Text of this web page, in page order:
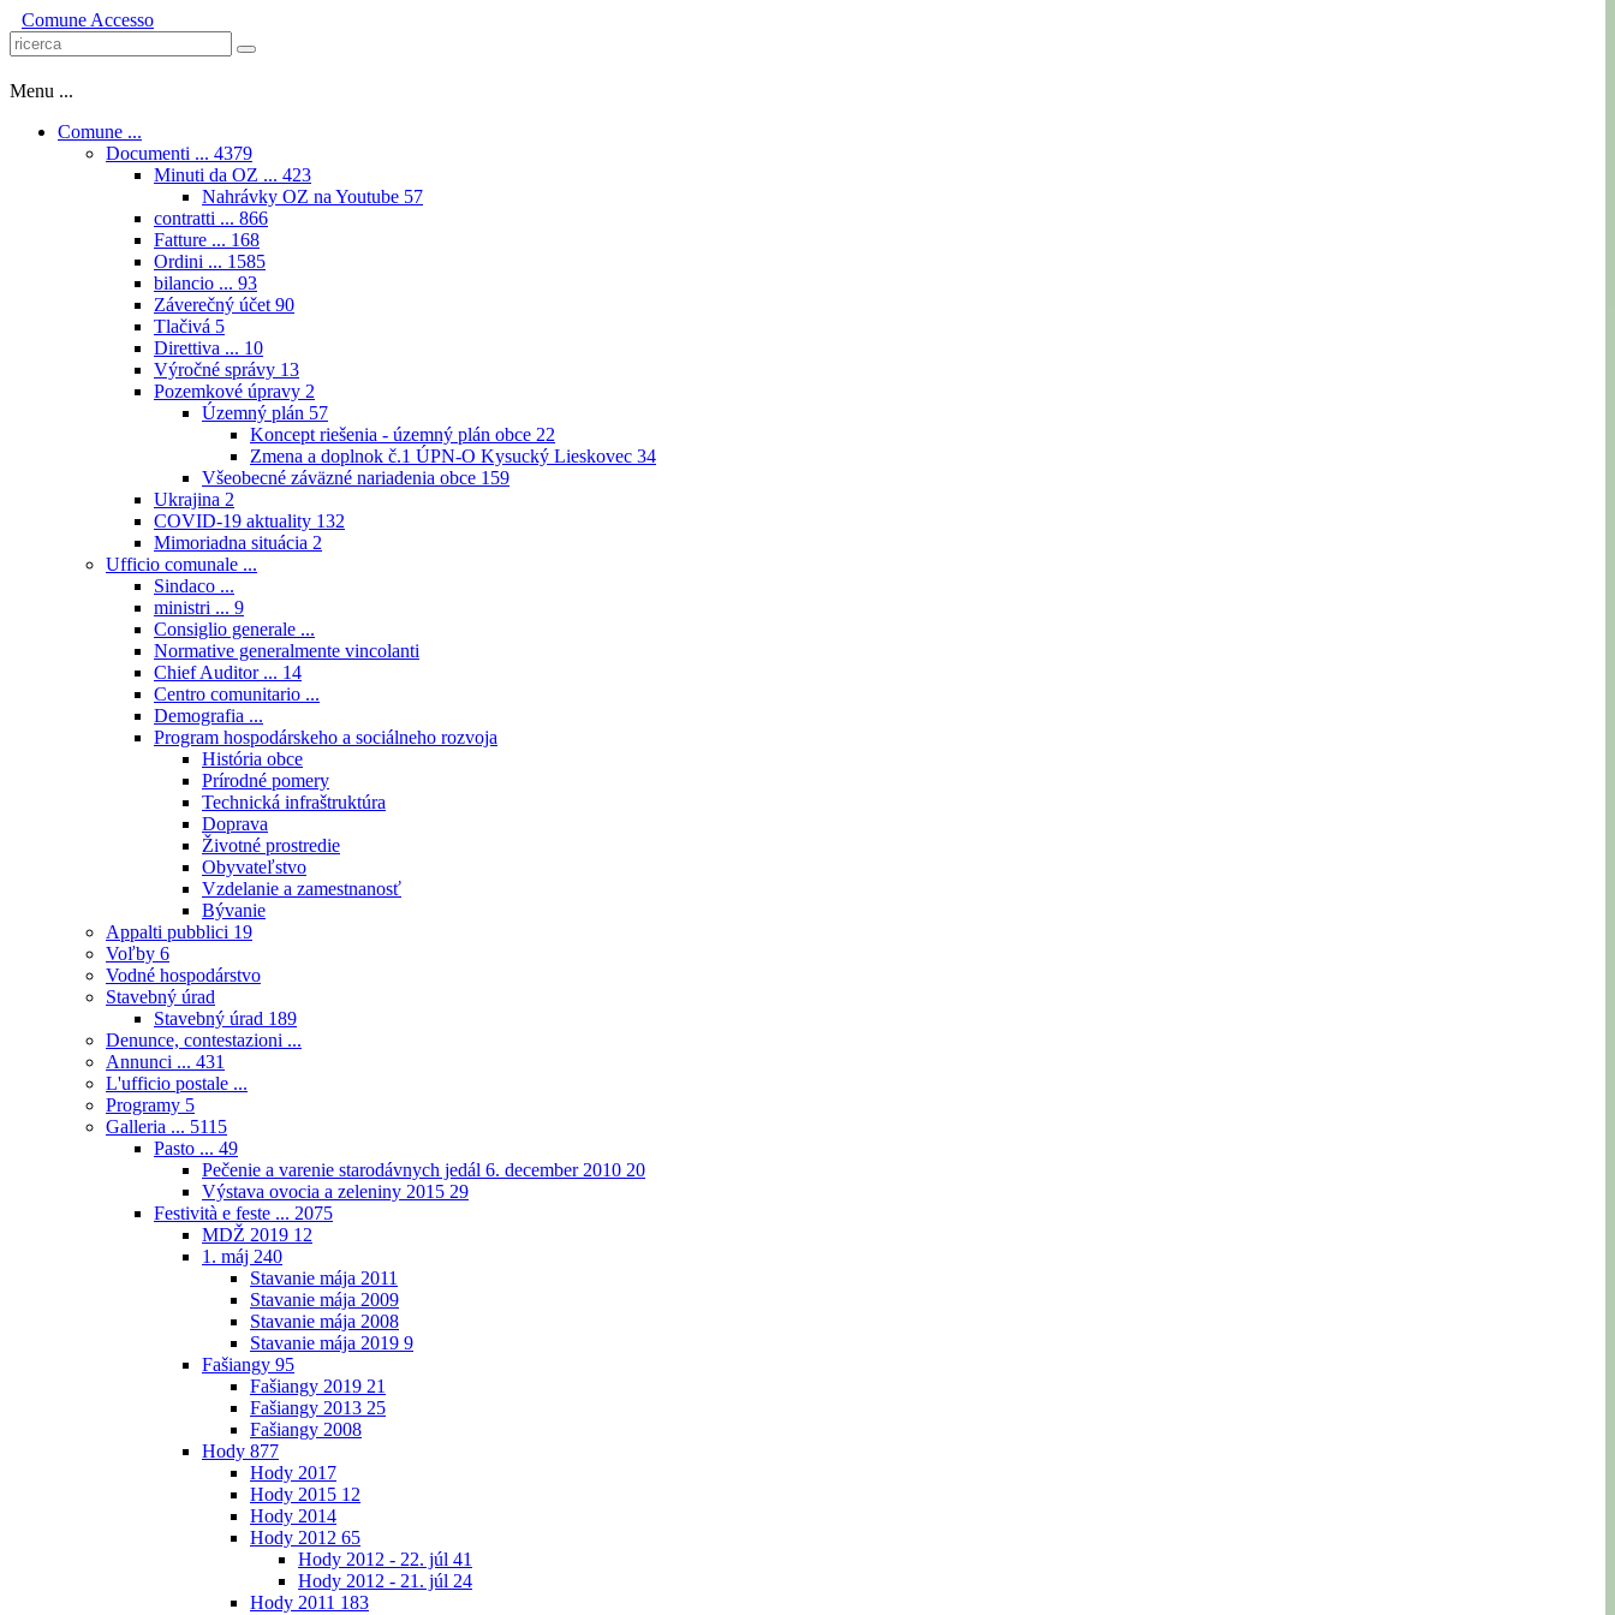
Comune Accesso
Menu ...
Comune ...
Documenti ... 4379
Minuti da OZ ... 423
Nahrávky OZ na Youtube 57
contratti ... 866
Fatture ... 168
Ordini ... 1585
bilancio ... 93
Záverečný účet 90
Tlačivá 5
Direttiva ... 10
Výročné správy 13
Pozemkové úpravy 2
Územný plán 57
Koncept riešenia - územný plán obce 22
Zmena a doplnok č.1 ÚPN-O Kysucký Lieskovec 34
Všeobecné záväzné nariadenia obce 159
Ukrajina 2
COVID-19 aktuality 132
Mimoriadna situácia 2
Ufficio comunale ...
Sindaco ...
ministri ... 9
Consiglio generale ...
Normative generalmente vincolanti
Chief Auditor ... 14
Centro comunitario ...
Demografia ...
Program hospodárskeho a sociálneho rozvoja
História obce
Prírodné pomery
Technická infraštruktúra
Doprava
Životné prostredie
Obyvateľstvo
Vzdelanie a zamestnanosť
Bývanie
Appalti pubblici 19
Voľby 6
Vodné hospodárstvo
Stavebný úrad
Stavebný úrad 189
Denunce, contestazioni ...
Annunci ... 431
L'ufficio postale ...
Programy 5
Galleria ... 5115
Pasto ... 49
Pečenie a varenie starodávnych jedál 6. december 2010 20
Výstava ovocia a zeleniny 2015 29
Festività e feste ... 2075
MDŽ 2019 12
1. máj 240
Stavanie mája 2011
Stavanie mája 2009
Stavanie mája 2008
Stavanie mája 2019 9
Fašiangy 95
Fašiangy 2019 21
Fašiangy 2013 25
Fašiangy 2008
Hody 877
Hody 2017
Hody 2015 12
Hody 2014
Hody 2012 65
Hody 2012 - 22. júl 41
Hody 2012 - 21. júl 24
Hody 2011 183